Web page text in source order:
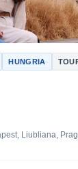
HUNGRIA
Liubliana,